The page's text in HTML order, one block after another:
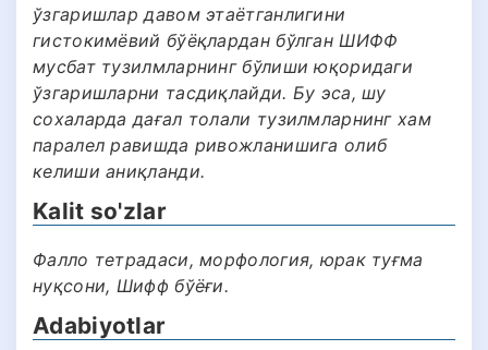
ўзгаришлар давом этаётганлигини
гистокимёвий бўёқлардан бўлган ШИФФ
мусбат тузилмларнинг бўлиши юқоридаги
ўзгаришларни тасдиқлайди. Бу эса, шу
сохаларда дағал толали тузилмларнинг хам
паралел равишда ривожланишига олиб
келиши аниқланди.
Kalit so'zlar
Фалло тетрадаси, морфология, юрак туғма
нуқсони, Шифф бўёғи.
Adabiyotlar